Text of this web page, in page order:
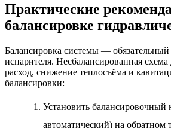
Практические
балансировке
Балансировка системы — обязательный
испарителя. Несбалансированная
расход, снижение теплосъёма и
балансировки:
Установить балансировочный
автоматический) на обратном